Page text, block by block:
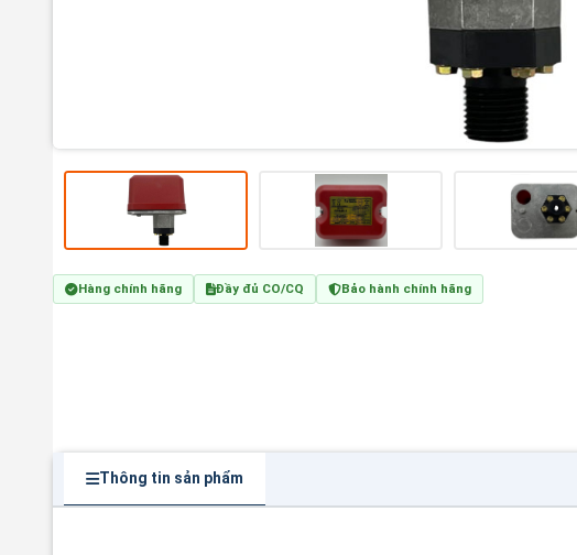
Hàng chính hãng Đầy đủ CO/CQ Bảo hành chính hãng
Thông tin sản phẩm